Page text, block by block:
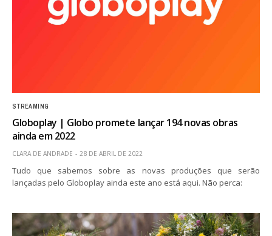
STREAMING
Globoplay | Globo promete lançar 194 novas obras
ainda em 2022
CLARA DE ANDRADE 28 DE ABRIL DE 2022
Tudo que sabemos sobre as novas produções que serão
lançadas pelo Globoplay ainda este ano está aqui. Não perca: